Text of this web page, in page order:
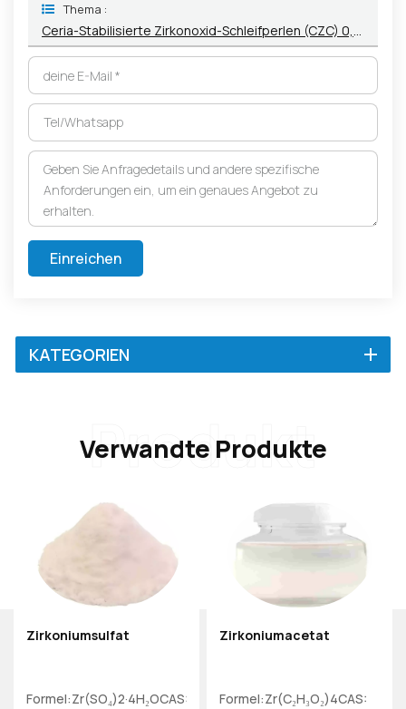
Thema :
Ceria-Stabilisierte Zirkonoxid-Schleifperlen (CZC) 0,4〜7,0 Mm
Einreichen
KATEGORIEN
Verwandte Produkte
Produkt
Zirkoniumsulfat
Formel:Zr(SO₄)2·4H₂OCAS:7446-
Zirkoniumacetat
Formel:Zr(C₂H₃O₂)4CAS: